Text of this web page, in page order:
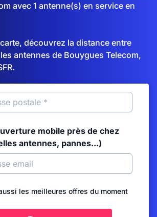
avec 1 antenne(s) en service en
découvrez la distance entre
antennes de Bouygues Telecom,
mobile près de chez
antennes, pannes...)
les meilleures offres du moment